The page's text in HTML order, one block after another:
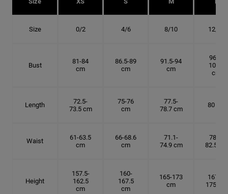
Size 0/2 4/6 8/10 12/14
Bust
81-84
cm
86.5-89
cm
91.5-94
cm
96.5-
101.5
cm
Length
72.5-
73.5 cm
75-76
cm
77.5-
78.7 cm
80 cm
Waist
61-63.5
cm
66-68.6
cm
71.1-
74.9 cm
78.7-
82.5 cm
Height
157.5-
162.5
cm
160-
167.5
cm
165-173
cm
167.5-
175 cm